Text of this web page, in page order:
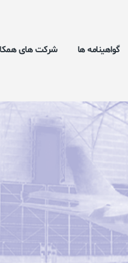
گواهینامه ها شرکت های